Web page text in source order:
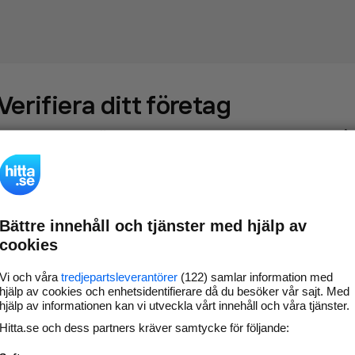
ditt företag
som69 546företag - ta kontroll över din företagssida på
hitta.se och syns bättre mot kunder i ditt närområde. Helt
kostnadsfritt.
Uppdatera din
företagsinformation
Svara på och hantera dina
Gå vidare
Bättre innehåll och tjänster med hjälp av
cookies
Vi och våra tredjepartsleverantörer (122) samlar information med
hjälp av cookies och enhetsidentifierare då du besöker vår sajt. Med
hjälp av informationen kan vi utveckla vårt innehåll och våra tjänster.
Hitta.se och dess partners kräver samtycke för följande: